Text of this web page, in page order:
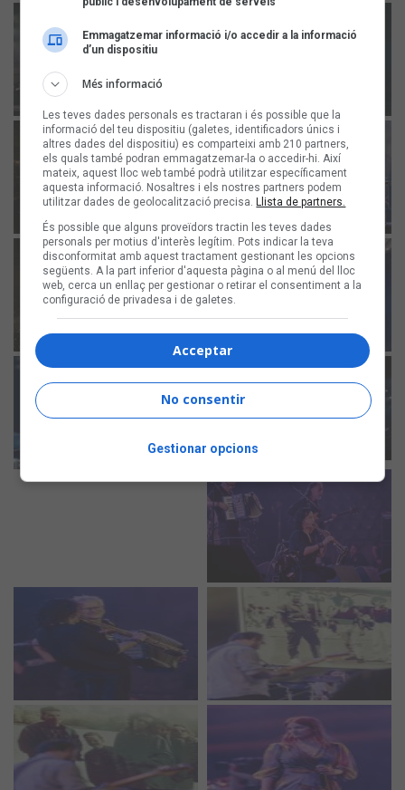
Emmagatzemar informació i/o accedir a la informació
d’un dispositiu
Més informació
Les teves dades personals es tractaran i és possible que la
informació del teu dispositiu (galetes, identificadors únics i
altres dades del dispositiu) es comparteixi amb 210 partners,
els quals també podran emmagatzemar-la o accedir-hi. Així
mateix, aquest lloc web també podrà utilitzar específicament
aquesta informació. Nosaltres i els nostres partners podem
utilitzar dades de geolocalització precisa.Llista de partners.
És possible que alguns proveïdors tractin les teves dades
personals per motius d'interès legítim. Pots indicar la teva
disconformitat amb aquest tractament gestionant les opcions
següents. A la part inferior d'aquesta pàgina o al menú del lloc
web, cerca un enllaç per gestionar o retirar el consentiment a la
configuració de privadesa i de galetes.
Acceptar
No consentir
Gestionar opcions